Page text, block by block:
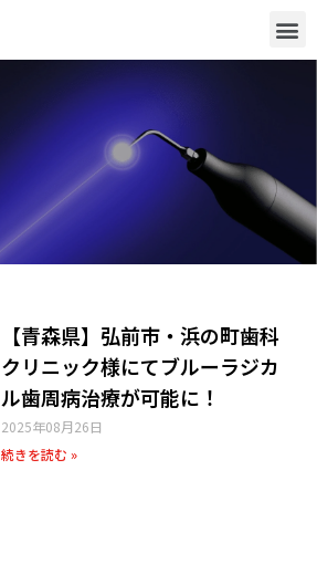
【青森県】弘前市・浜の町歯科
クリニック様にてブルーラジカ
ル歯周病治療が可能に！
2025年08月26日
続きを読む »